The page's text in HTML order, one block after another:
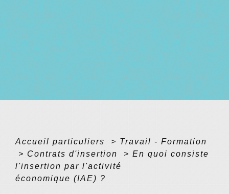
Accueil particuliers > Travail - Formation
> Contrats d'insertion > En quoi consiste
l'insertion par l'activité
économique (IAE) ?